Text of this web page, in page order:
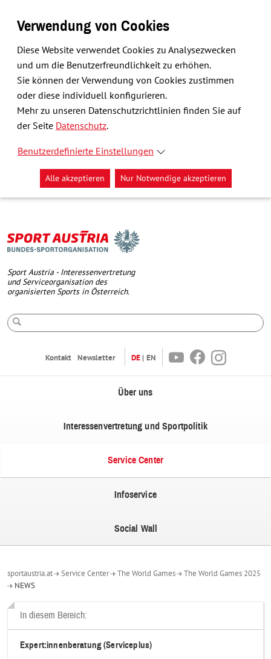
Verwendung von Cookies
Diese Website verwendet Cookies zu Analysezwecken
und um die Benutzerfreundlichkeit zu erhöhen.
Sie können der Verwendung von Cookies zustimmen
oder diese individuell konfigurieren.
Mehr zu unseren Datenschutzrichtlinien finden Sie auf
der Seite Datenschutz.
Benutzerdefinierte Einstellungen
Alle akzeptieren Nur Notwendige akzeptieren
Sport Austria - Interessenvertretung
und Serviceorganisation des
organisierten Sports in Österreich.
Kontakt Newsletter DE EN YoutubeFacebookInstagram
Über uns
Interessenvertretung und Sportpolitik
Service Center
Infoservice
Social Wall
sportaustria.at Service Center The World Games
The World Games 2025
NEWS
In diesem Bereich:
Expert:innenberatung (Serviceplus)